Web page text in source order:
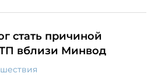
стать причиной
вблизи Минвод